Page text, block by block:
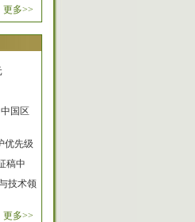
更多>>
国区
优先级
稿中
技术领
更多>>